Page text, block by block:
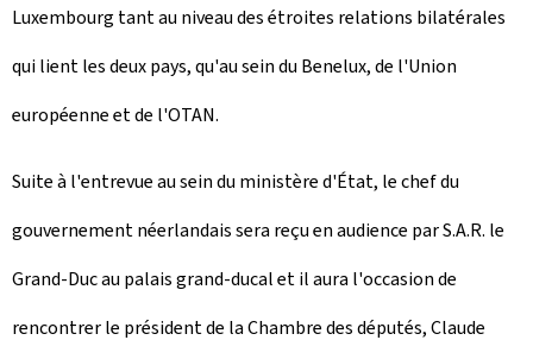
Luxembourg tant au niveau des étroites relations bilatérales
qui lient les deux pays, qu'au sein du Benelux, de l'Union
européenne et de l'OTAN.
Suite à l'entrevue au sein du ministère d'État, le chef du
gouvernement néerlandais sera reçu en audience par S.A.R. le
Grand-Duc au palais grand-ducal et il aura l'occasion de
rencontrer le président de la Chambre des députés, Claude